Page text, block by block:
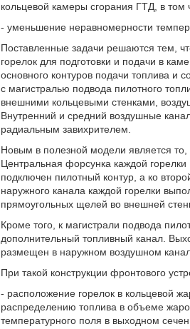
кольцевой камеры сгорания ГТД, в том
- уменьшение неравномерности
Поставленные задачи решаются тем,
горелок для подготовки и подачи в
основного контуров подачи топлива и
с магистралью подвода пилотного
внешними кольцевыми стенками,
Внутренний и средний воздушные
радиальным завихрителем.
Новым в полезной модели является то,
Центральная форсунка каждой
подключен пилотный контур, а ко
наружного канала каждой горелки
прямоугольных щелей во внешней
Кроме того, к магистрали подвода
дополнительный топливный канал.
размещен в наружном воздушном
При такой конструкции фронтового
- расположение горелок в кольцевой
распределению топлива в объеме
температурного поля в выходном